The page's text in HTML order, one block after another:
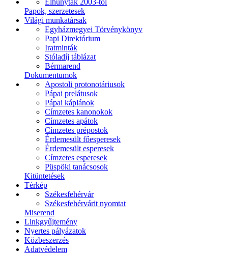
Elhunytak 2003-tól
Papok, szerzetesek
Világi munkatársak
Egyházmegyei Törvénykönyv
Papi Direktórium
Iratminták
Stóladíj táblázat
Bérmarend
Dokumentumok
Apostoli protonotáriusok
Pápai prelátusok
Pápai káplánok
Címzetes kanonokok
Címzetes apátok
Címzetes prépostok
Érdemesült főesperesek
Érdemesült esperesek
Címzetes esperesek
Püspöki tanácsosok
Kitüntetések
Térkép
Székesfehérvár
Székesfehérvárit nyomtat
Miserend
Linkgyűjtemény
Nyertes pályázatok
Közbeszerzés
Adatvédelem